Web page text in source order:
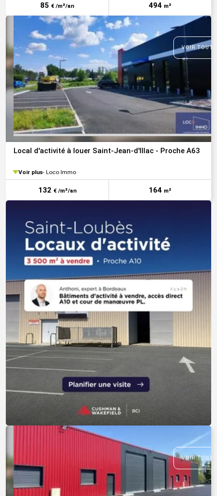
85 € /m²/an 494 m²
VOIR
Local d'activité à louer Saint-Jean-d'Illac - Proche A63
Voir plus Loco Immo
132 € /m²/an 164 m²
VOIR